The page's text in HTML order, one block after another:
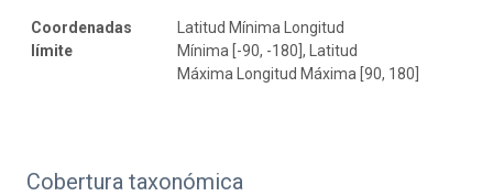
Coordenadas
límite
Latitud Mínima Longitud
Mínima [-90, -180], Latitud
Máxima Longitud Máxima [90, 180]
Cobertura taxonómica